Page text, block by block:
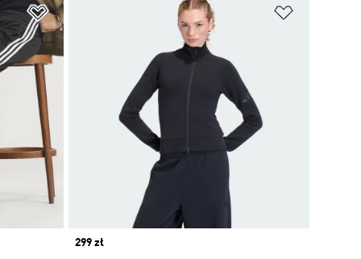
Dodaj do listy życzeń
Price
299 zł